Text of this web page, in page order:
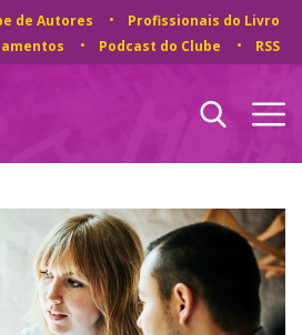
de Autores
Profissionais do Livro
Podcast do Clube RSS